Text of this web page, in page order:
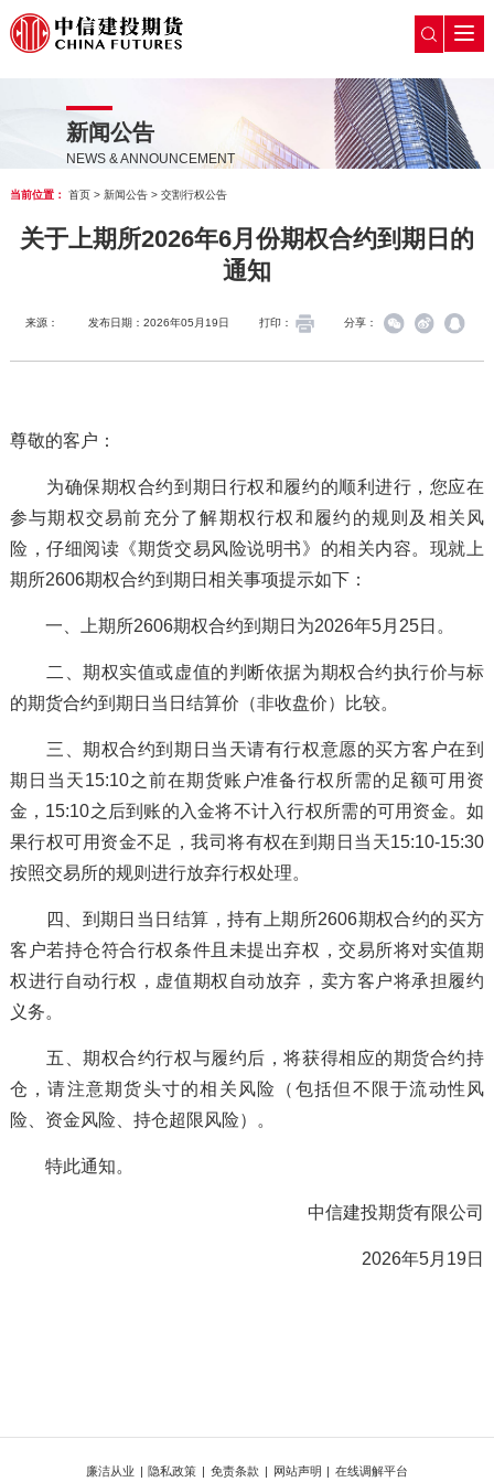
新闻公告
NEWS & ANNOUNCEMENT
当前位置： 首页> 新闻公告> 交割行权公告
关于上期所2026年6月份期权合约到期日的
通知
来源： 发布日期：2026年05月19日 打印： 分享：
尊敬的客户：
为确保期权合约到期日行权和履约的顺利进行，您应在
参与期权交易前充分了解期权行权和履约的规则及相关风
险，仔细阅读《期货交易风险说明书》的相关内容。现就上
期所2606期权合约到期日相关事项提示如下：
一、上期所2606期权合约到期日为2026年5月25日。
二、期权实值或虚值的判断依据为期权合约执行价与标
的期货合约到期日当日结算价（非收盘价）比较。
三、期权合约到期日当天请有行权意愿的买方客户在到
期日当天15:10之前在期货账户准备行权所需的足额可用资
金，15:10之后到账的入金将不计入行权所需的可用资金。如
果行权可用资金不足，我司将有权在到期日当天15:10-15:30
按照交易所的规则进行放弃行权处理。
四、到期日当日结算，持有上期所2606期权合约的买方
客户若持仓符合行权条件且未提出弃权，交易所将对实值期
权进行自动行权，虚值期权自动放弃，卖方客户将承担履约
义务。
五、期权合约行权与履约后，将获得相应的期货合约持
仓，请注意期货头寸的相关风险（包括但不限于流动性风
险、资金风险、持仓超限风险）。
特此通知。
中信建投期货有限公司
2026年5月19日
廉洁从业 | 隐私政策 | 免责条款 | 网站声明 | 在线调解平台